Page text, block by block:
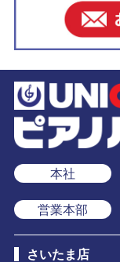
本社
営業本部
さいたま店